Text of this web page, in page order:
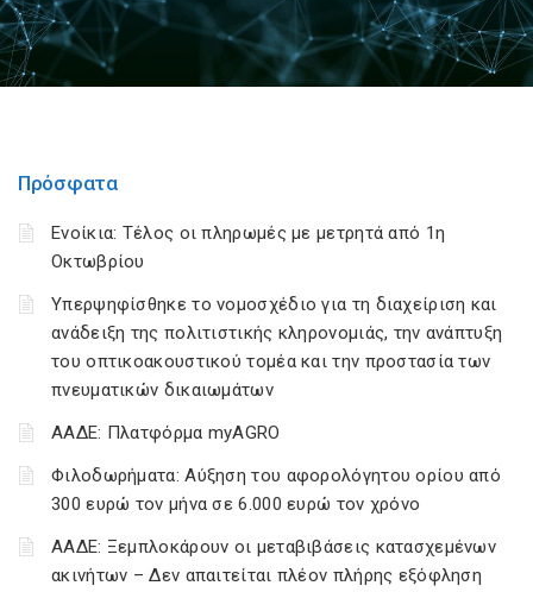
Πρόσφατα
Ενοίκια: Τέλος οι πληρωμές με μετρητά από 1η
Οκτωβρίου
Υπερψηφίσθηκε το νομοσχέδιο για τη διαχείριση και
ανάδειξη της πολιτιστικής κληρονομιάς, την ανάπτυξη
του οπτικοακουστικού τομέα και την προστασία των
πνευματικών δικαιωμάτων
ΑΑΔΕ: Πλατφόρμα myAGRO
Φιλοδωρήματα: Αύξηση του αφορολόγητου ορίου από
300 ευρώ τον μήνα σε 6.000 ευρώ τον χρόνο
ΑΑΔΕ: Ξεμπλοκάρουν οι μεταβιβάσεις κατασχεμένων
ακινήτων – Δεν απαιτείται πλέον πλήρης εξόφληση